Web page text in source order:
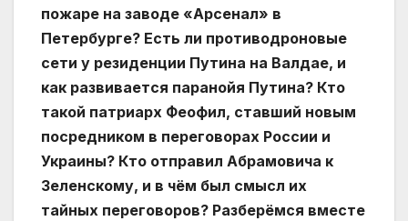
пожаре на заводе «Арсенал» в
Петербурге? Есть ли противодроновые
сети у резиденции Путина на Валдае, и
как развивается паранойя Путина? Кто
такой патриарх Феофил, ставший новым
посредником в переговорах России и
Украины? Кто отправил Абрамовича к
Зеленскому, и в чём был смысл их
тайных переговоров? Разберёмся вместе